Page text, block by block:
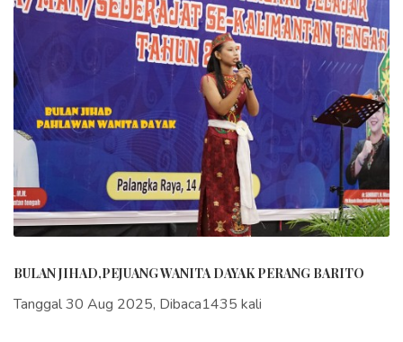
BULAN JIHAD,PEJUANG WANITA DAYAK PERANG BARITO
Tanggal 30 Aug 2025, Dibaca1435 kali